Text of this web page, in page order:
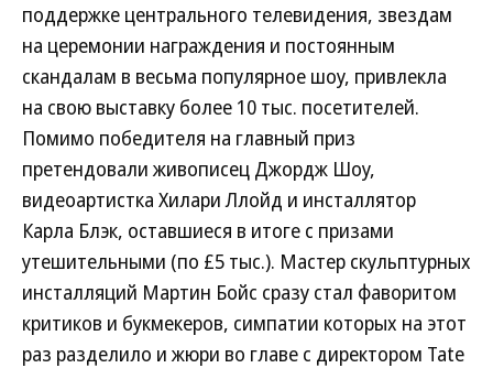
поддержке центрального телевидения, звездам
на церемонии награждения и постоянным
скандалам в весьма популярное шоу, привлекла
на свою выставку более 10 тыс. посетителей.
Помимо победителя на главный приз
претендовали живописец Джордж Шоу,
видеоартистка Хилари Ллойд и инсталлятор
Карла Блэк, оставшиеся в итоге с призами
утешительными (по £5 тыс.). Мастер скульптурных
инсталляций Мартин Бойс сразу стал фаворитом
критиков и букмекеров, симпатии которых на этот
раз разделило и жюри во главе с директором Tate